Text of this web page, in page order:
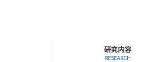
研究内容
RESEARCH